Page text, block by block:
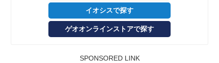
イオシスで探す
ゲオオンラインストアで探す
SPONSORED LINK